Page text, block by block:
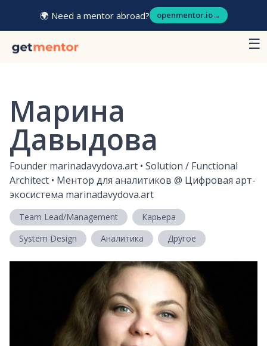
🌍 Need a mentor abroad? openmentor.io→
☰
Марина
Давыдова
Founder marinadavydova.art • Solution / Functional
Architect • Ментор для аналитиков @ Цифровая арт-
экосистема marinadavydova.art
Team Lead/Management
Карьера
System Design
Аналитика Другое